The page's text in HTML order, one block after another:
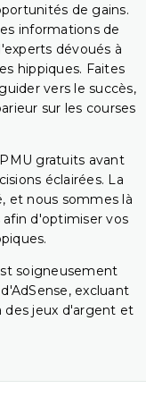
de gains.
informations de
dévoués à
hippiques. Faites
vers le succès,
sur les courses
gratuits avant
éclairées. La
et nous sommes là
d'optimiser vos
soigneusement
excluant
jeux d'argent et